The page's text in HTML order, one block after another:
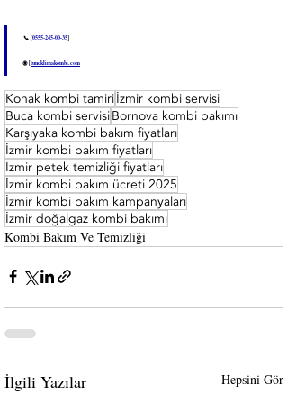
📞 [0555-245-00-35]
🌐 [tuncklimakombi.com
Konak kombi tamiriİzmir kombi servisi
Buca kombi servisiBornova kombi bakımı
Karşıyaka kombi bakım fiyatları
İzmir kombi bakım fiyatları
İzmir petek temizliği fiyatları
İzmir kombi bakım ücreti 2025
İzmir kombi bakım kampanyaları
İzmir doğalgaz kombi bakımı
Kombi Bakım Ve Temizliği
İlgili Yazılar Hepsini Gör